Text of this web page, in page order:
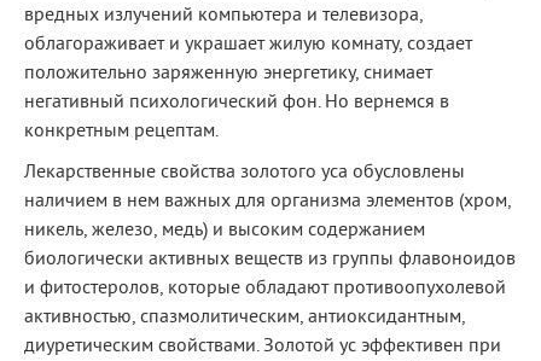
вредных излучений компьютера и телевизора,
облагораживает и украшает жилую комнату, создает
положительно заряженную энергетику, снимает
негативный психологический фон. Но вернемся в
конкретным рецептам.
Лекарственные свойства золотого уса обусловлены
наличием в нем важных для организма элементов (хром,
никель, железо, медь) и высоким содержанием
биологически активных веществ из группы флавоноидов
и фитостеролов, которые обладают противоопухолевой
активностью, спазмолитическим, антиоксидантным,
диуретическим свойствами. Золотой ус эффективен при